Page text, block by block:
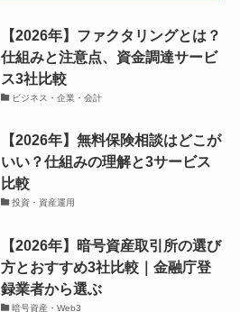
【2026年】ファクタリングとは？
仕組みと注意点、資金調達サービ
ス3社比較
ビジネス・企業・会計
【2026年】無料保険相談はどこが
いい？仕組みの理解と3サービス
比較
投資・資産運用
【2026年】暗号資産取引所の選び
方とおすすめ3社比較｜金融庁登
録業者から選ぶ
暗号資産・Web3